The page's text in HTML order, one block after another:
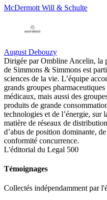
McDermott Will & Schulte
August Debouzy
Dirigée par Ombline Ancelin, la
de Simmons & Simmons est
sciences de la vie. L’équipe
grands groupes
médicaux, mais aussi des
produits de grande
technologies et de l’énergie, sur
matière de réseaux de
d’abus de position dominante,
conformité concurrence.
L'éditorial du Legal 500
Témoignages
Collectés indépendamment par